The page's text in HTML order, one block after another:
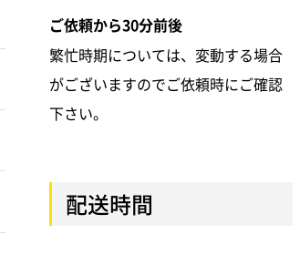
ご依頼から30分前後
繁忙時期については、変動する場合
がございますのでご依頼時にご確認
下さい。
配送時間